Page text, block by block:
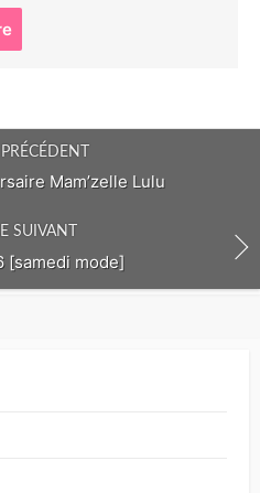
o
m
m
n
Mam’zelle Lulu
SUIVANT
[samedi mode]